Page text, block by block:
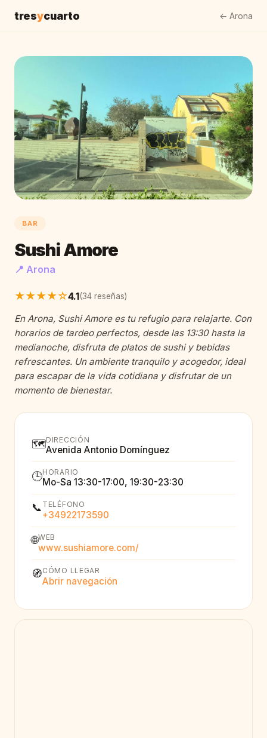
tresycuarto ← Arona
BAR
Sushi Amore
📍 Arona
★★★★☆4.1(34 reseñas)
En Arona, Sushi Amore es tu refugio para relajarte. Con
horarios de tardeo perfectos, desde las 13:30 hasta la
medianoche, disfruta de platos de sushi y bebidas
refrescantes. Un ambiente tranquilo y acogedor, ideal
para escapar de la vida cotidiana y disfrutar de un
momento de bienestar.
🗺️DIRECCIÓN
Avenida Antonio Domínguez
🕒HORARIO
Mo-Sa 13:30-17:00, 19:30-23:30
📞 TELÉFONO
+34922173590
🌐WEB
www.sushiamore.com/
🧭CÓMO LLEGAR
Abrir navegación